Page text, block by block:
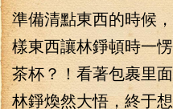
準備清點東西的時候
樣東西讓林錚頓時一
茶杯？！看著包裹里
林錚煥然大悟，終于